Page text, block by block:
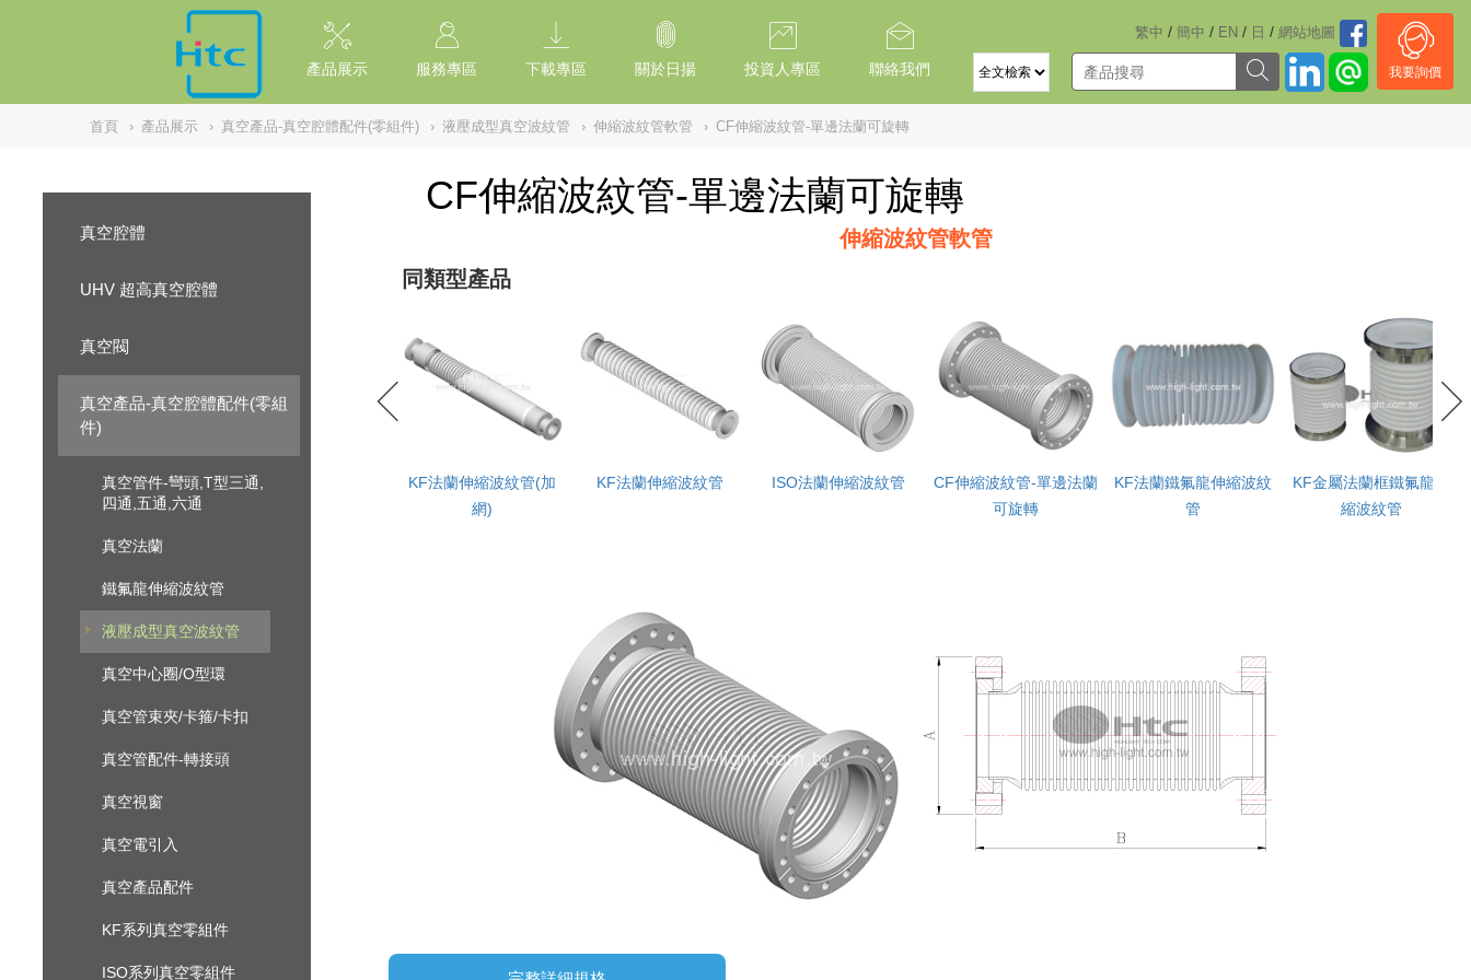
繁中 / 簡中 / EN / 日 / 網站地圖
我要詢價
產品展示 服務專區 下載專區 關於日揚 投資人專區 聯絡我們
首頁 › 產品展示 › 真空產品-真空腔體配件(零組件) › 液壓成型真空波紋管 › 伸縮波紋管軟管 › CF伸縮波紋管-單邊法蘭可旋轉
真空腔體
UHV 超高真空腔體
真空閥
真空產品-真空腔體配件(零組
件)
真空管件-彎頭,T型三通,
四通,五通,六通
真空法蘭
鐵氟龍伸縮波紋管
液壓成型真空波紋管
真空中心圈/O型環
真空管束夾/卡箍/卡扣
真空管配件-轉接頭
真空視窗
真空電引入
真空產品配件
KF系列真空零組件
ISO系列真空零組件
CF伸縮波紋管-單邊法蘭可旋轉
伸縮波紋管軟管
同類型產品
KF法蘭伸縮波紋管(加
網)
KF法蘭伸縮波紋管 ISO法蘭伸縮波紋管
CF伸縮波紋管-單邊法蘭
可旋轉
KF法蘭鐵氟龍伸縮波紋
管
KF金屬法蘭框鐵氟龍伸
縮波紋管